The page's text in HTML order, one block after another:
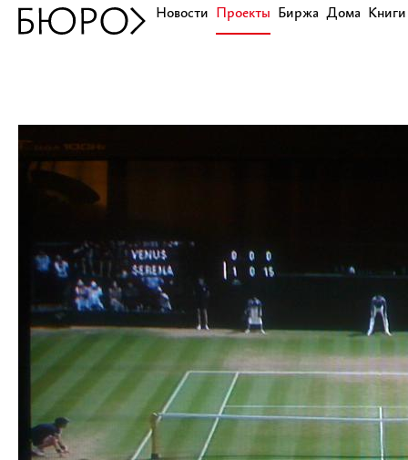
Новости Проекты Биржа Дома Книги